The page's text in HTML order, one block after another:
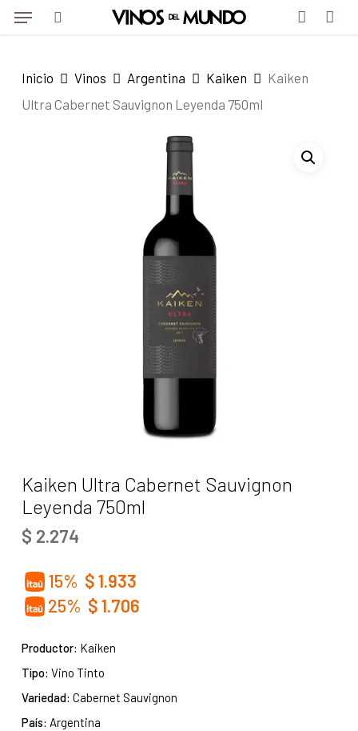
Skip
content
Menu
Inicio Vinos Argentina Kaiken
Kaiken
Ultra Cabernet Sauvignon Leyenda 750ml
Kaiken Ultra Cabernet Sauvignon
Leyenda 750ml
$ 2.274
15% $1.933
25% $1.706
Productor: Kaiken
Tipo: Vino Tinto
Variedad: Cabernet Sauvignon
País: Argentina
Menu